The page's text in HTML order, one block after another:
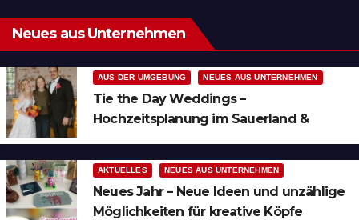
Neues aus Unternehmen
AUS DER UMGEBUNG NEUES AUS UNTERNEHMEN
Tie the Day Weddings –
Hochzeitsplanung im Sauerland &
AKTUELLES NEUES AUS UNTERNEHMEN
Neues Jahr – Neue Ideen und unzählige
Möglichkeiten für kreative Köpfe